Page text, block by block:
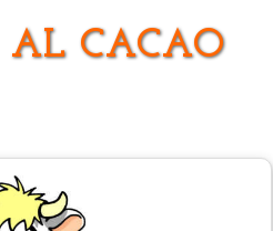
AL CACAO